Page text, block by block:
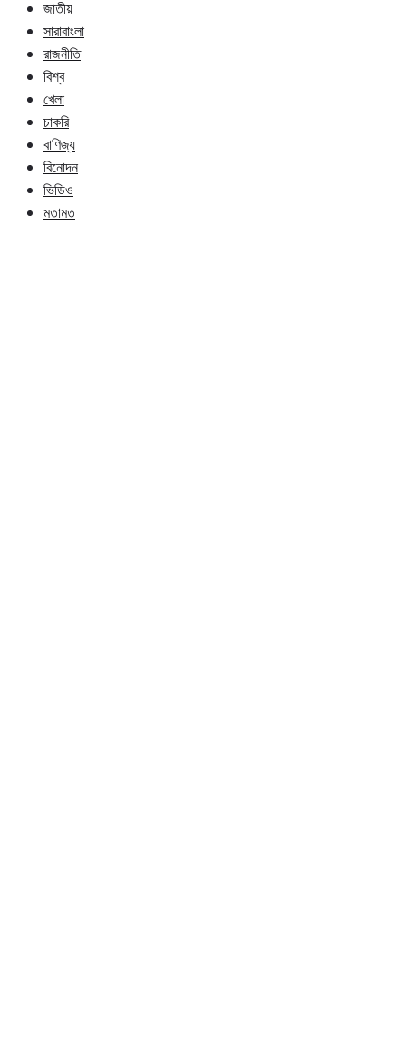
জাতীয়
সারাবাংলা
রাজনীতি
বিশ্ব
খেলা
চাকরি
বাণিজ্য
বিনোদন
ভিডিও
মতামত